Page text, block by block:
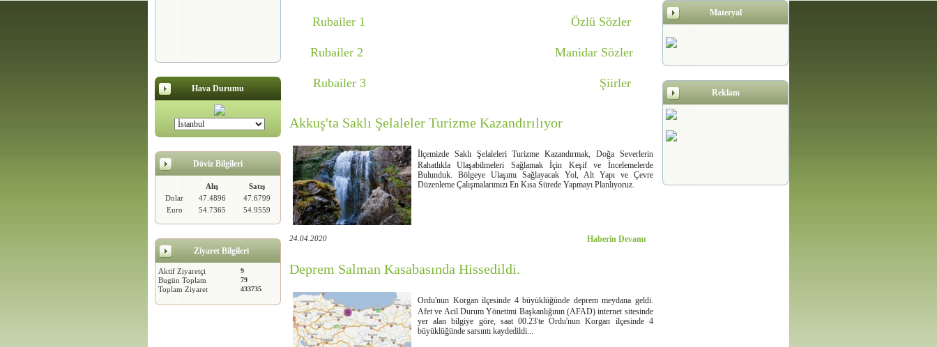
Hava Durumu
Döviz Bilgileri
Alış
Satış
Dolar
47.4896
47.6799
Euro
54.7365 54.9559
Ziyaret Bilgileri
Aktif Ziyaretçi 9
Bugün Toplam 79
Toplam Ziyaret 433735
Rubailer 1 Özlü Sözler
Rubailer 2 Manidar Sözler
Rubailer 3 Şiirler
Akkuş'ta Saklı Şelaleler Turizme Kazandırılıyor
İlçemizde Saklı Şelaleleri Turizme Kazandırmak, Doğa Severlerin
Rahatlıkla Ulaşabilmeleri Sağlamak İçin Keşif ve İncelemelerde
Bulunduk. Bölgeye Ulaşımı Sağlayacak Yol, Alt Yapı ve Çevre
Düzenleme Çalışmalarımızı En Kısa Sürede Yapmayı Planlıyoruz.
24.04.2020 Haberin Devamı
Deprem Salman Kasabasında Hissedildi.
Ordu'nun Korgan ilçesinde 4 büyüklüğünde deprem meydana geldi.
Afet ve Acil Durum Yönetimi Başkanlığının (AFAD) internet sitesinde
yer alan bilgiye göre, saat 00.23'te Ordu'nun Korgan ilçesinde 4
büyüklüğünde sarsıntı kaydedildi...
Materyal
Reklam